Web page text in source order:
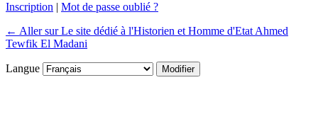
Inscription | Mot de passe oublié ?
← Aller sur Le site dédié à l'Historien et Homme d'Etat Ahmed
Tewfik El Madani
Langue